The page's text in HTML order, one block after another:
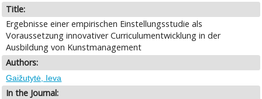
Title:
Ergebnisse einer empirischen Einstellungsstudie als
Voraussetzung innovativer Curriculumentwicklung in der
Ausbildung von Kunstmanagement
Authors:
Gaižutytė, Ieva
In the Journal: